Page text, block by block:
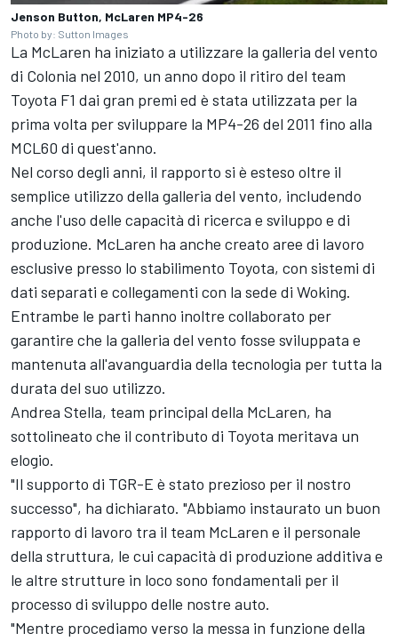
Jenson Button, McLaren MP4-26
Photo by: Sutton Images
La McLaren ha iniziato a utilizzare la galleria del vento
di Colonia nel 2010, un anno dopo il ritiro del team
Toyota F1 dai gran premi ed è stata utilizzata per la
prima volta per sviluppare la MP4-26 del 2011 fino alla
MCL60 di quest'anno.
Nel corso degli anni, il rapporto si è esteso oltre il
semplice utilizzo della galleria del vento, includendo
anche l'uso delle capacità di ricerca e sviluppo e di
produzione. McLaren ha anche creato aree di lavoro
esclusive presso lo stabilimento Toyota, con sistemi di
dati separati e collegamenti con la sede di Woking.
Entrambe le parti hanno inoltre collaborato per
garantire che la galleria del vento fosse sviluppata e
mantenuta all'avanguardia della tecnologia per tutta la
durata del suo utilizzo.
Andrea Stella, team principal della McLaren, ha
sottolineato che il contributo di Toyota meritava un
elogio.
"Il supporto di TGR-E è stato prezioso per il nostro
successo", ha dichiarato. "Abbiamo instaurato un buon
rapporto di lavoro tra il team McLaren e il personale
della struttura, le cui capacità di produzione additiva e
le altre strutture in loco sono fondamentali per il
processo di sviluppo delle nostre auto.
"Mentre procediamo verso la messa in funzione della